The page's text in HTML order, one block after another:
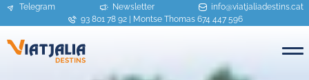
Telegram Newsletter
info@viatjaliadestins.cat
93 801 78 92| Montse Thomas 674 447 596